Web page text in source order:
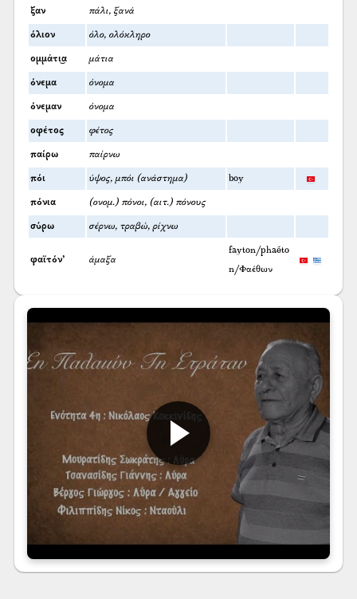
ξαν πάλι, ξανά
όλιον όλο, ολόκληρο
ομμάτι͜α μάτια
όνεμα όνομα
όνεμαν όνομα
οφέτος φέτος
παίρω παίρνω
πόι ύψος, μπόι (ανάστημα) boy
πόνια (ονομ.) πόνοι, (αιτ.) πόνους
σύρω σέρνω, τραβώ, ρίχνω
φαϊτόν’ άμαξα
fayton/phaéto
n/Φαέθων